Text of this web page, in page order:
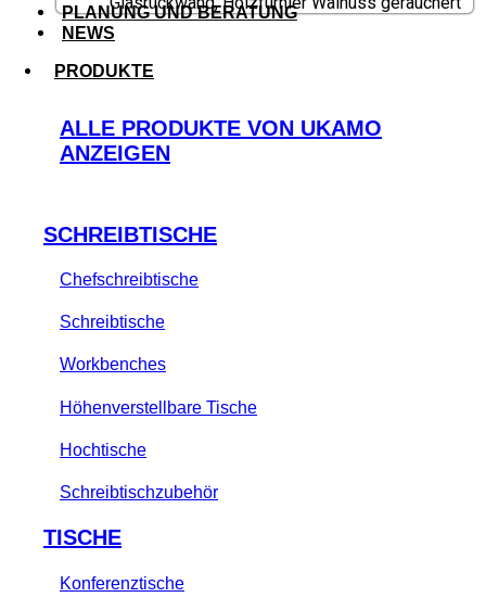
PLANUNG UND BERATUNG
NEWS
PRODUKTE
ALLE PRODUKTE VON UKAMO
ANZEIGEN
SCHREIBTISCHE
Chefschreibtische
Schreibtische
Workbenches
Höhenverstellbare Tische
Hochtische
Schreibtischzubehör
TISCHE
Konferenztische